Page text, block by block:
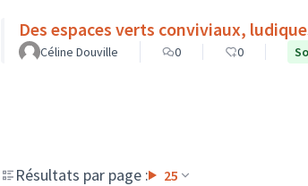
Des espaces verts conviviaux,
Céline Douville 0 0
Résultats par page : 25